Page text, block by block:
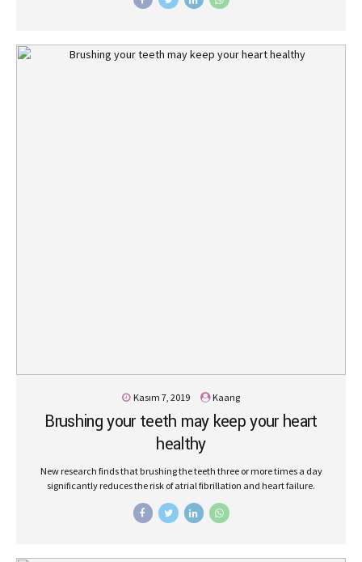
Kasım 7, 2019 Kaang
Brushing your teeth may keep your heart
healthy
New research finds that brushing the teeth three or more times a day
significantly reduces the risk of atrial fibrillation and heart failure.